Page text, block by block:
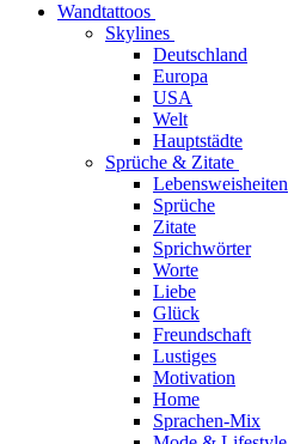
Wandtattoos
Skylines
Deutschland
Europa
USA
Welt
Hauptstädte
Sprüche & Zitate
Lebensweisheiten
Sprüche
Zitate
Sprichwörter
Worte
Liebe
Glück
Freundschaft
Lustiges
Motivation
Home
Sprachen-Mix